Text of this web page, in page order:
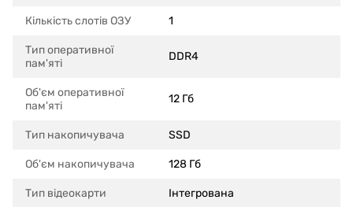
Кількість слотів ОЗУ 1
Тип оперативної
пам'яті
DDR4
Об'єм оперативної
пам'яті
12 Гб
Тип накопичувача SSD
Об'єм накопичувача 128 Гб
Тип відеокарти Інтегрована